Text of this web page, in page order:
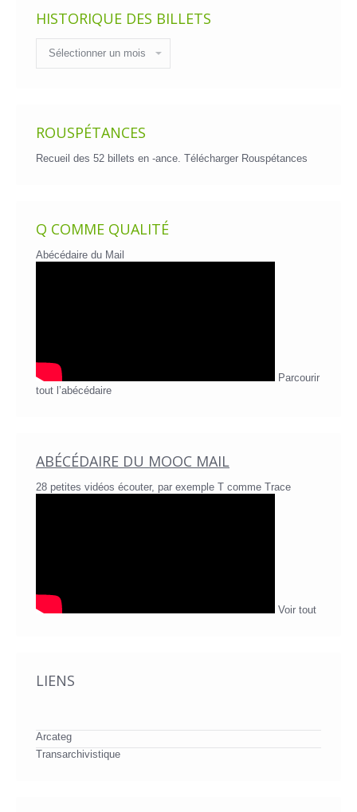
HISTORIQUE DES BILLETS
des
billets
ROUSPÉTANCES
Recueil des 52 billets en -ance. Télécharger Rouspétances
Q COMME QUALITÉ
Abécédaire du Mail
Parcourir
tout l’abécédaire
ABÉCÉDAIRE DU MOOC MAIL
28 petites vidéos écouter, par exemple T comme Trace
Voir tout
LIENS
Arcateg
Transarchivistique